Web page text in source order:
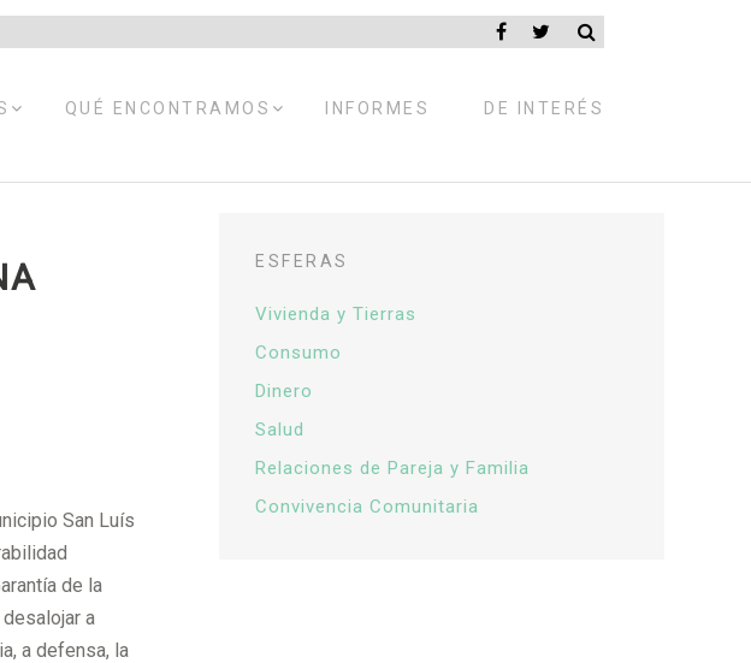
EXPANDIRQUÉ ENCONTRAMOSEXPANDIRINFORMES DE INTERÉS
San Luís
de la
a
a defensa, la
ESFERAS
Vivienda y Tierras
Consumo
Dinero
Salud
Relaciones de Pareja y Familia
Convivencia Comunitaria